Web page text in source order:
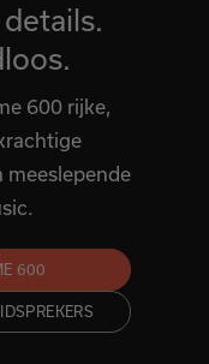
600 rijke,
meeslepende
600